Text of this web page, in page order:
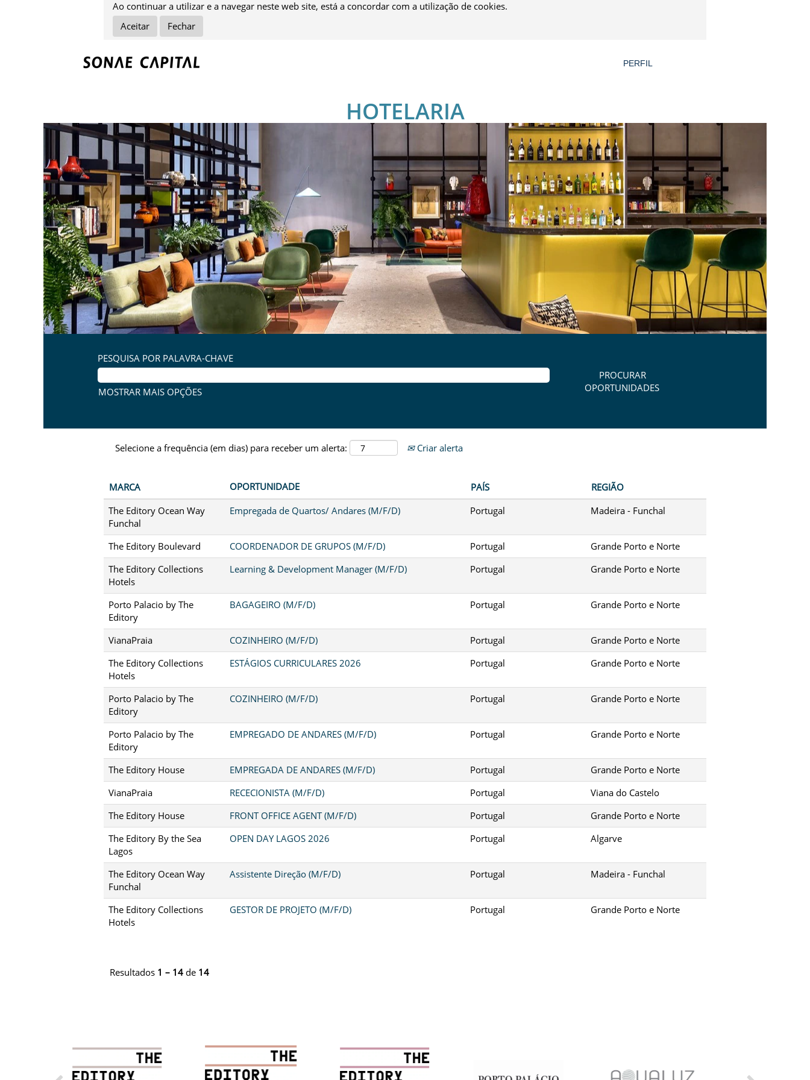
Ao continuar a utilizar e a navegar neste web site, está a concordar com a utilização de cookies.
Aceitar
Fechar
PERFIL
HOTELARIA
PESQUISA POR PALAVRA-CHAVE
MOSTRAR MAIS OPÇÕES
Selecione a frequência (em dias) para receber um alerta: Criar alerta
MARCA OPORTUNIDADE PAÍS
REGIÃO
The Editory Ocean Way
Funchal
Empregada de Quartos/ Andares (M/F/D) Portugal Madeira - Funchal
The Editory Boulevard COORDENADOR DE GRUPOS (M/F/D) Portugal
Grande Porto e Norte
The Editory Collections
Hotels
Learning & Development Manager (M/F/D) Portugal Grande Porto e Norte
Porto Palacio by The
Editory
BAGAGEIRO (M/F/D) Portugal Grande Porto e Norte
VianaPraia COZINHEIRO (M/F/D) Portugal
Grande Porto e Norte
The Editory Collections
Hotels
ESTÁGIOS CURRICULARES 2026 Portugal Grande Porto e Norte
Porto Palacio by The
Editory
COZINHEIRO (M/F/D) Portugal Grande Porto e Norte
Porto Palacio by The
Editory
EMPREGADO DE ANDARES (M/F/D) Portugal Grande Porto e Norte
The Editory House EMPREGADA DE ANDARES (M/F/D) Portugal
Grande Porto e Norte
VianaPraia
RECECIONISTA (M/F/D) Portugal
Viana do Castelo
The Editory House
FRONT OFFICE AGENT (M/F/D) Portugal
Grande Porto e Norte
The Editory By the Sea
Lagos
OPEN DAY LAGOS 2026 Portugal Algarve
The Editory Ocean Way
Funchal
Assistente Direção (M/F/D) Portugal Madeira - Funchal
The Editory Collections
Hotels
GESTOR DE PROJETO (M/F/D) Portugal Grande Porto e Norte
Resultados 1 – 14 de 14